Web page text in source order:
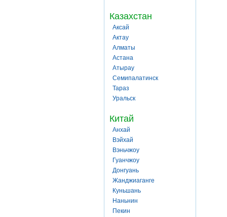
Казахстан
Аксай
Актау
Алматы
Астана
Атырау
Семипалатинск
Тараз
Уральск
Китай
Анхай
Вэйхай
Вэньчжоу
Гуанчжоу
Донгуань
Жанджиаганге
Куньшань
Наньнин
Пекин